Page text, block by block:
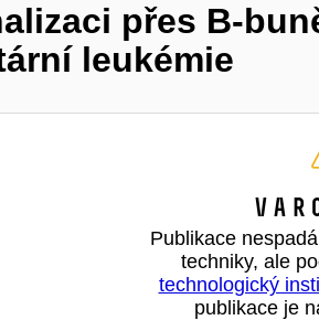
přes B-
leukémie
Publikace
techniky, ale
technologický
publikace je